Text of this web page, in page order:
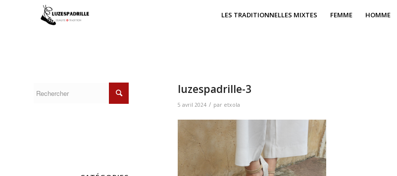
LES TRADITIONNELLES MIXTES FEMME HOMME
luzespadrille-3
5 avril 2024 / par etxola